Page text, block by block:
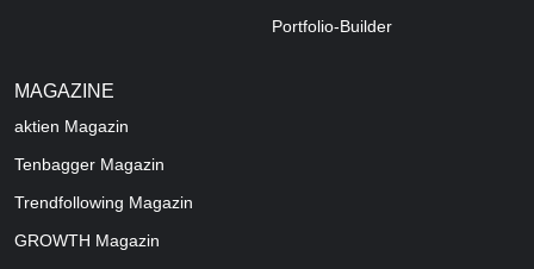
Portfolio-Builder
MAGAZINE
aktien Magazin
Tenbagger Magazin
Trendfollowing Magazin
GROWTH Magazin